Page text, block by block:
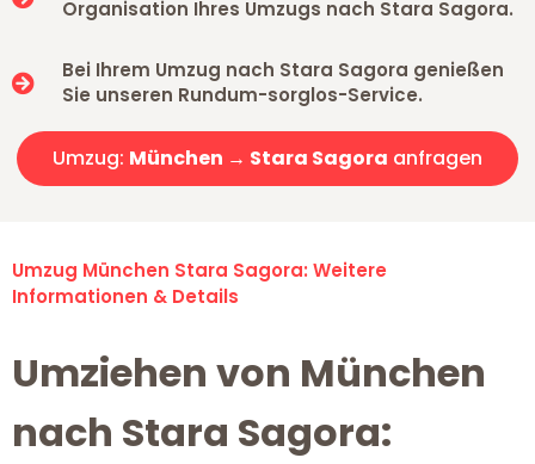
Organisation Ihres Umzugs nach Stara Sagora.
Bei Ihrem Umzug nach Stara Sagora genießen
Sie unseren Rundum-sorglos-Service.
Umzug: München → Stara Sagora anfragen
Umzug München Stara Sagora: Weitere
Informationen & Details
Umziehen von München
nach Stara Sagora: